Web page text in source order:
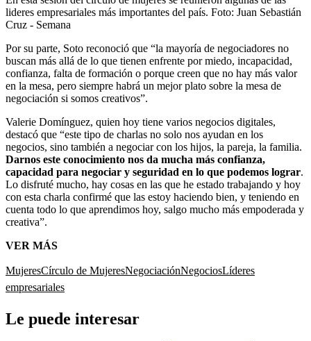
lideres empresariales más importantes del país. Foto: Juan Sebastián
Cruz - Semana
Por su parte, Soto reconoció que “la mayoría de negociadores no
buscan más allá de lo que tienen enfrente por miedo, incapacidad,
confianza, falta de formación o porque creen que no hay más valor
en la mesa, pero siempre habrá un mejor plato sobre la mesa de
negociación si somos creativos”.
Valerie Domínguez, quien hoy tiene varios negocios digitales,
destacó que “este tipo de charlas no solo nos ayudan en los
negocios, sino también a negociar con los hijos, la pareja, la familia.
Darnos este conocimiento nos da mucha más confianza,
capacidad para negociar y seguridad en lo que podemos lograr.
Lo disfruté mucho, hay cosas en las que he estado trabajando y hoy
con esta charla confirmé que las estoy haciendo bien, y teniendo en
cuenta todo lo que aprendimos hoy, salgo mucho más empoderada y
creativa”.
VER MÁS
MujeresCírculo de MujeresNegociaciónNegociosLíderes
empresariales
Le puede interesar